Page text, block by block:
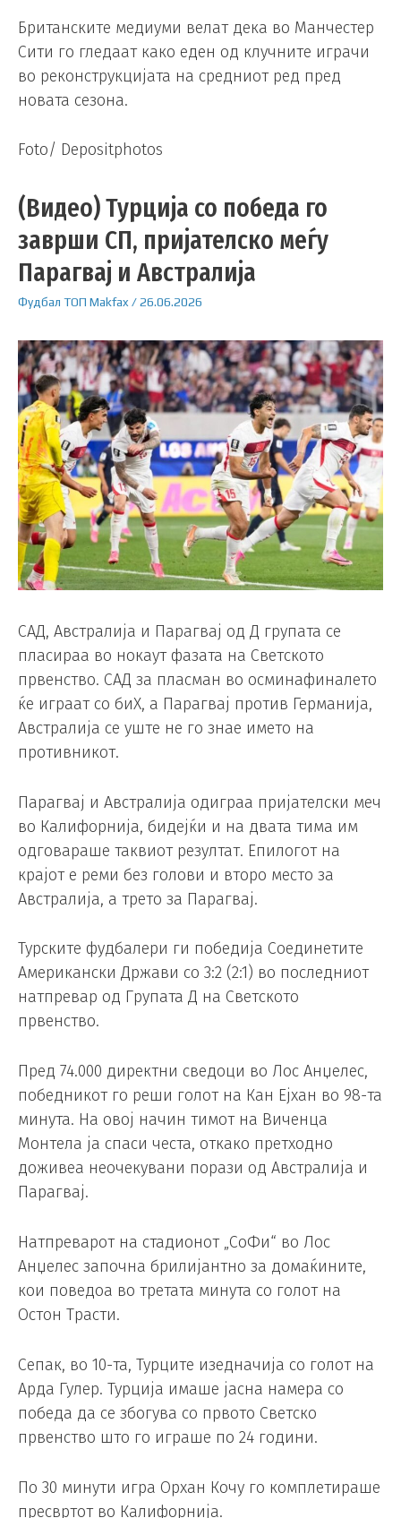
Британските медиуми велат дека во Манчестер
Сити го гледаат како еден од клучните играчи
во реконструкцијата на средниот ред пред
новата сезона.
Foto/ Depositphotos
(Видео) Турција со победа го
заврши СП, пријателско меѓу
Парагвај и Австралија
Фудбал ТОП Makfax /26.06.2026
САД, Австралија и Парагвај од Д групата се
пласираа во нокаут фазата на Светското
првенство. САД за пласман во осминафиналето
ќе играат со биХ, а Парагвај против Германија,
Австралија се уште не го знае името на
противникот.
Парагвај и Австралија одиграа пријателски меч
во Калифорнија, бидејќи и на двата тима им
одговараше таквиот резултат. Епилогот на
крајот е реми без голови и второ место за
Австралија, а трето за Парагвај.
Турските фудбалери ги победија Соединетите
Американски Држави со 3:2 (2:1) во последниот
натпревар од Групата Д на Светското
првенство.
Пред 74.000 директни сведоци во Лос Анџелес,
победникот го реши голот на Кан Ејхан во 98-та
минута. На овој начин тимот на Виченца
Монтела ја спаси честа, откако претходно
доживеа неочекувани порази од Австралија и
Парагвај.
Натпреварот на стадионот „СоФи“ во Лос
Анџелес започна брилијантно за домаќините,
кои поведоа во третата минута со голот на
Остон Трасти.
Сепак, во 10-та, Турците изедначија со голот на
Арда Гулер. Турција имаше јасна намера со
победа да се збогува со првото Светско
првенство што го играше по 24 години.
По 30 минути игра Орхан Кочу го комплетираше
пресвртот во Калифорнија.